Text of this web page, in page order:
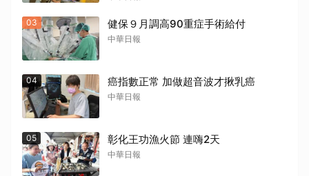
03 健保９月調高90重症手術給付
中華日報
04 癌指數正常 加做超音波才揪乳癌
中華日報
05 彰化王功漁火節 連嗨2天
中華日報